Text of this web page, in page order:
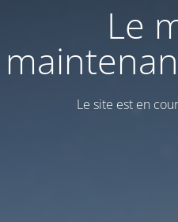
Le
Le site est en